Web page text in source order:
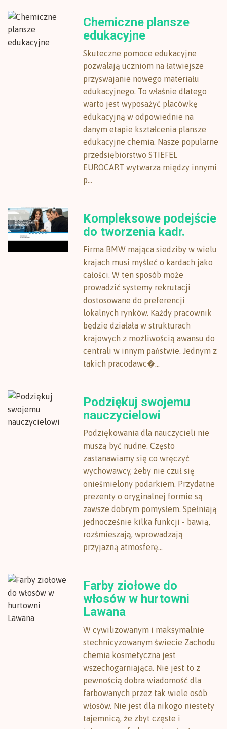
Chemiczne plansze
edukacyjne
Skuteczne pomoce edukacyjne
pozwalają uczniom na łatwiejsze
przyswajanie nowego materiału
edukacyjnego. To właśnie dlatego
warto jest wyposażyć placówkę
edukacyjną w odpowiednie na
danym etapie kształcenia plansze
edukacyjne chemia. Nasze popularne
przedsiębiorstwo STIEFEL
EUROCART wytwarza między innymi
p...
Kompleksowe podejście
do tworzenia kadr.
Firma BMW mająca siedziby w wielu
krajach musi myśleć o kardach jako
całości. W ten sposób może
prowadzić systemy rekrutacji
dostosowane do preferencji
lokalnych rynków. Każdy pracownik
będzie działała w strukturach
krajowych z możliwością awansu do
centrali w innym państwie. Jednym z
takich pracodawc�...
Podziękuj swojemu
nauczycielowi
Podziękowania dla nauczycieli nie
muszą być nudne. Często
zastanawiamy się co wręczyć
wychowawcy, żeby nie czuł się
onieśmielony podarkiem. Przydatne
prezenty o oryginalnej formie są
zawsze dobrym pomysłem. Spełniają
jednocześnie kilka funkcji - bawią,
rozśmieszają, wprowadzają
przyjazną atmosferę...
Farby ziołowe do
włosów w hurtowni
Lawana
W cywilizowanym i maksymalnie
stechnicyzowanym świecie Zachodu
chemia kosmetyczna jest
wszechogarniająca. Nie jest to z
pewnością dobra wiadomość dla
farbowanych przez tak wiele osób
włosów. Nie jest dla nikogo niestety
tajemnicą, że zbyt częste i